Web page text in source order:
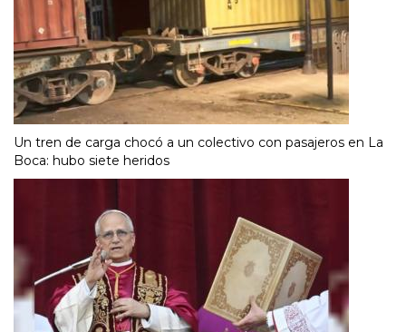
Un tren de carga chocó a un colectivo con pasajeros en La
Boca: hubo siete heridos